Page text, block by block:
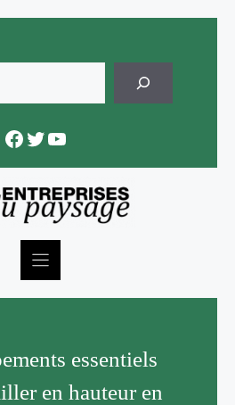
Facebook
Twitter
YouTube
essentiels
en hauteur en